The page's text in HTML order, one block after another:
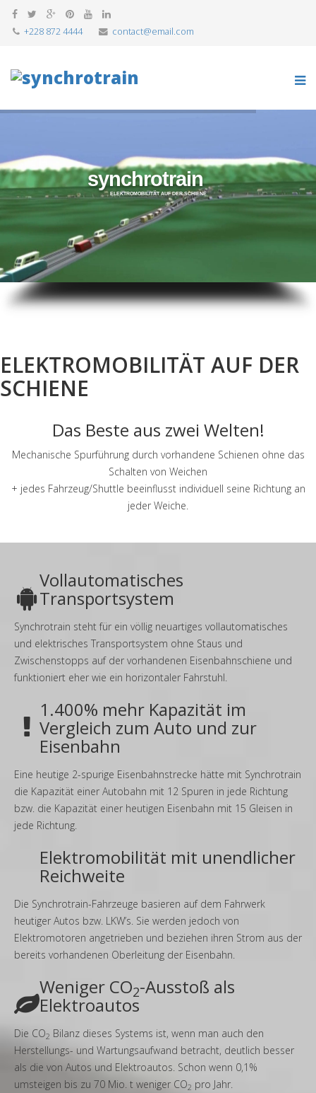
+228 872 4444 contact@email.com
synchrotrain
ELEKTROMOBILITÄT AUF DER SCHIENE
ELEKTROMOBILITÄT AUF DER
SCHIENE
Das Beste aus zwei Welten!
Mechanische Spurführung durch vorhandene Schienen ohne das
Schalten von Weichen
+ jedes Fahrzeug/Shuttle beeinflusst individuell seine Richtung an
jeder Weiche.
Vollautomatisches
Transportsystem
Synchrotrain steht für ein völlig neuartiges vollautomatisches
und elektrisches Transportsystem ohne Staus und
Zwischenstopps auf der vorhandenen Eisenbahnschiene und
funktioniert eher wie ein horizontaler Fahrstuhl.
1.400% mehr Kapazität im
Vergleich zum Auto und zur
Eisenbahn
Eine heutige 2-spurige Eisenbahnstrecke hätte mit Synchrotrain
die Kapazität einer Autobahn mit 12 Spuren in jede Richtung
bzw. die Kapazität einer heutigen Eisenbahn mit 15 Gleisen in
jede Richtung.
Elektromobilität mit unendlicher
Reichweite
Die Synchrotrain-Fahrzeuge basieren auf dem Fahrwerk
heutiger Autos bzw. LKW’s. Sie werden jedoch von
Elektromotoren angetrieben und beziehen ihren Strom aus der
bereits vorhandenen Oberleitung der Eisenbahn.
Weniger CO2-Ausstoß als
Elektroautos
Die CO2 Bilanz dieses Systems ist, wenn man auch den
Herstellungs- und Wartungsaufwand betracht, deutlich besser
als die von Autos und Elektroautos. Schon wenn 0,1%
umsteigen bis zu 70 Mio. t weniger CO2 pro Jahr.